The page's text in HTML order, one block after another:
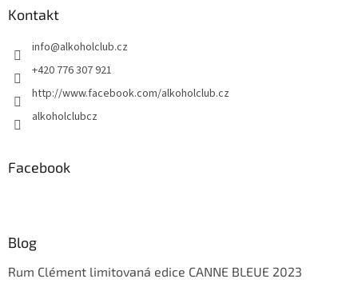
Kontakt
info@alkoholclub.cz
+420 776 307 921
http://www.facebook.com/alkoholclub.cz
alkoholclubcz
Facebook
Blog
Rum Clément limitovaná edice CANNE BLEUE 2023